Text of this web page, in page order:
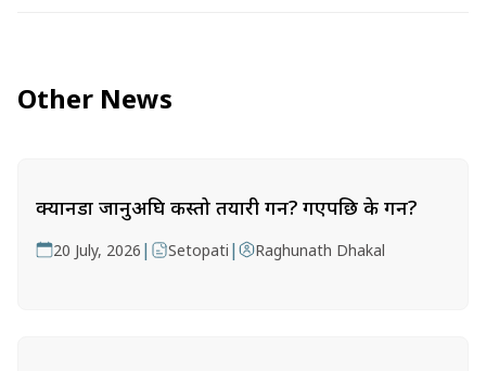
Other News
क्यानडा जानुअघि कस्तो तयारी गर्ने? गएपछि के गर्ने?
20 July, 2026 | Setopati | Raghunath Dhakal